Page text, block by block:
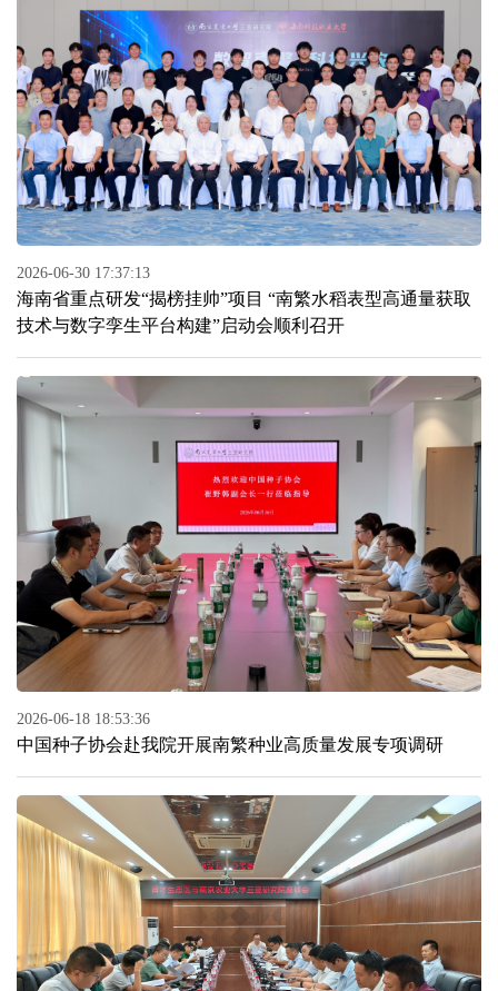
2026-06-30 17:37:13
海南省重点研发“揭榜挂帅”项目 “南繁水稻表型高通量获取
技术与数字孪生平台构建”启动会顺利召开
2026-06-18 18:53:36
中国种子协会赴我院开展南繁种业高质量发展专项调研